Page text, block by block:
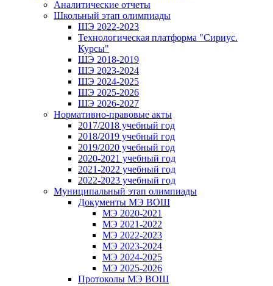
Аналитические отчеты
Школьный этап олимпиады
ШЭ 2022-2023
Технологическая платформа "Сириус.
Курсы"
ШЭ 2018-2019
ШЭ 2023-2024
ШЭ 2024-2025
ШЭ 2025-2026
ШЭ 2026-2027
Нормативно-правовые акты
2017/2018 учебный год
2018/2019 учебный год
2019/2020 учебный год
2020-2021 учебный год
2021-2022 учебный год
2022-2023 учебный год
Муниципальный этап олимпиады
Документы МЭ ВОШ
МЭ 2020-2021
МЭ 2021-2022
МЭ 2022-2023
МЭ 2023-2024
МЭ 2024-2025
МЭ 2025-2026
Протоколы МЭ ВОШ